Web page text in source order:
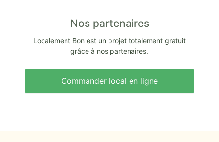
Nos partenaires
Localement Bon est un projet totalement gratuit
grâce à nos partenaires.
Commander local en ligne